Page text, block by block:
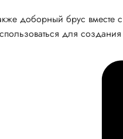
доборный брус вместе
для